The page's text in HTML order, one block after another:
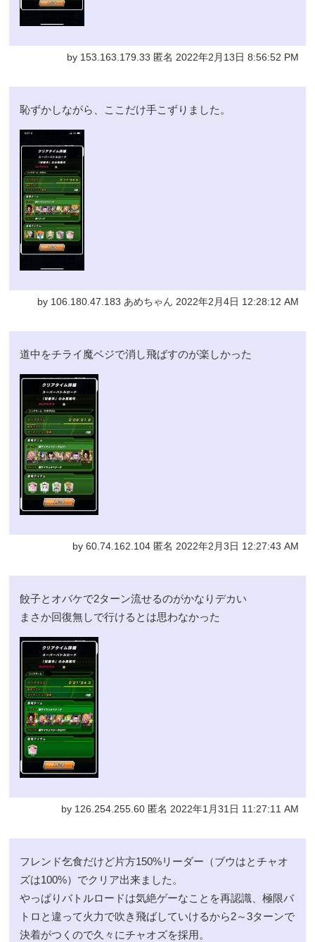
by 153.163.179.33 匿名 2022年2月13日 8:56:52 PM
恥ずかしながら、ここだけ手こずりました。
by 106.180.47.183 あめちゃん 2022年2月4日 12:28:12 AM
道中をチライ魔ベジで消し飛ばすのが楽しかった
by 60.74.162.104 匿名 2022年2月3日 12:27:43 AM
餃子とオバケで2ターン流せるのがかなりデカい
まさか回復無しで行けるとは思わなかった
by 126.254.255.60 匿名 2022年1月31日 11:27:11 AM
フレンド乞食だけど片方150%リーダー（ブウはとチャオ
ズは100%）でクリア出来ました。
やっぱりバトルロードは気絶ゲーなことを再認識、極限バ
トロと違って火力で吹き飛ばしていけるから2～3ターンで
決着がつくので久々にチャオズを採用。